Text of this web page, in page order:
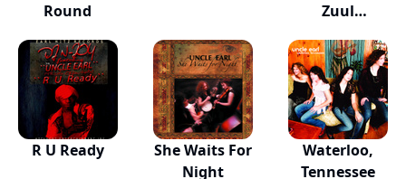
Round
Zuul
R U Ready
She Waits For
Night
Waterloo,
Tennessee